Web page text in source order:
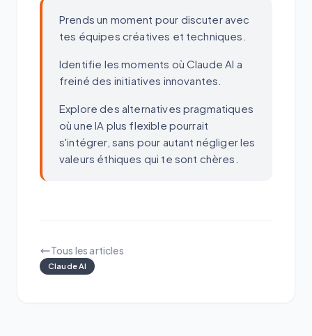
Prends un moment pour discuter avec
tes équipes créatives et techniques.
Identifie les moments où Claude AI a
freiné des initiatives innovantes.
Explore des alternatives pragmatiques
où une IA plus flexible pourrait
s'intégrer, sans pour autant négliger les
valeurs éthiques qui te sont chères.
Tous les articles
Claude AI